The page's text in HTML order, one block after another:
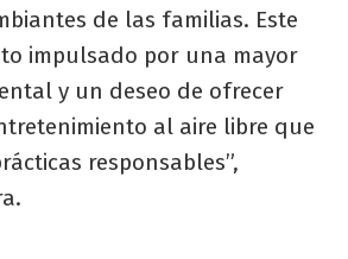
de las familias. Este
impulsado por una mayor
y un deseo de ofrecer
al aire libre que
responsables”,